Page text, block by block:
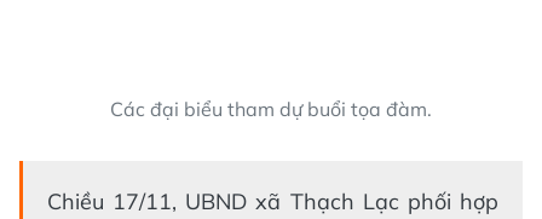
Các đại biểu tham dự buổi tọa đàm.
Chiều 17/11, UBND xã Thạch Lạc phối hợp